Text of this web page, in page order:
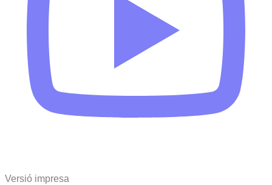
Versió impresa